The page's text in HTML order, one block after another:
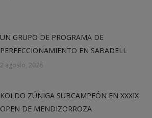
UN GRUPO DE PROGRAMA DE
PERFECCIONAMIENTO EN SABADELL
2 agosto, 2026
KOLDO ZÚÑIGA SUBCAMPEÓN EN XXXIX
OPEN DE MENDIZORROZA